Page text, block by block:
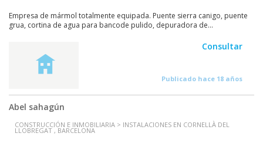
Empresa de mármol totalmente equipada. Puente sierra canigo, puente
grua, cortina de agua para bancode pulido, depuradora de...
Consultar
Publicado hace 18 años
Abel sahagún
CONSTRUCCIÓN E INMOBILIARIA > INSTALACIONES EN CORNELLÀ DEL
LLOBREGAT , BARCELONA